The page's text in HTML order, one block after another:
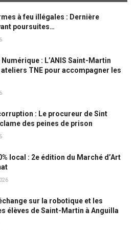
à feu illégales : Dernière
poursuites…
: L’ANIS Saint-Martin
TNE pour accompagner les
: Le procureur de Sint
des peines de prison
local : 2e édition du Marché d’Art
sur la robotique et les
élèves de Saint-Martin à Anguilla